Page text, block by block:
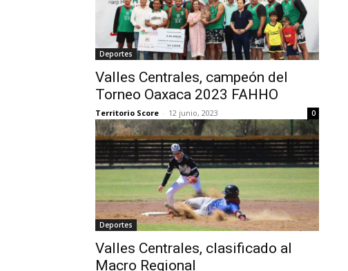
Deportes
Valles Centrales, campeón del
Torneo Oaxaca 2023 FAHHO
Territorio Score - 12 junio, 2023 0
Deportes
Valles Centrales, clasificado al
Macro Regional